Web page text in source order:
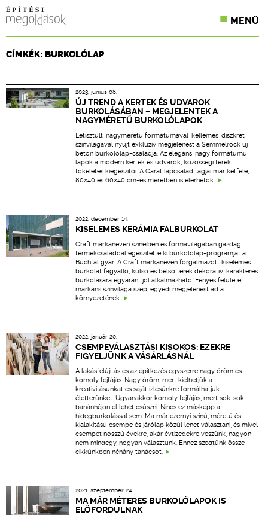
MENÜ
KONFERENCIÁK
CPR TERMÉKKIÍRÁS
ÉPÍTÉSI JOG
ONLINE KÉPZÉSEK
TERVEZÉSI SEGÉDLETEK
CÍMKÉK: BURKOLÓLAP
2023. június 08.
ÚJ TREND A KERTEK ÉS UDVAROK
BURKOLÁSÁBAN – MEGJELENTEK A
NAGYMÉRETŰ BURKOLÓLAPOK
Letisztult, nagyméretű formátumával, kellemes, diszkrét
színvilágával nyújt exkluzív megjelenést a Semmelrock új
beton burkolólap-családja. Az elegáns, nagy formátumú
lapok a modern kertek és udvarok, közösségi terek
tökéletes kiegészítői. A Carat lapcsalád tagjai már kétféle,
80×40 és 60×40 cm-es méretben is elérhetők.
2022. december 14.
KISELEMES KERÁMIA FALBURKOLAT
Craft márkanéven színeiben és formavilágában gazdag
termékcsaláddal egészítette ki burkolólap-programját a
Buchtal gyár. A Craft márkanéven forgalmazott kiselemes
burkolat fagyálló, külső és belső terek dekoratív, karakteres
burkolására egyaránt jól alkalmazható. Fényes felülete,
markáns színvilága szép, egyedi megjelenést ad a
környezetének.
2022. január 20.
CSEMPEVÁLASZTÁSI KISOKOS: EZEKRE
FIGYELJÜNK A VÁSÁRLÁSNÁL
A lakásfelújítás és az építkezés egyszerre nagy öröm és
komoly fejfájás. Nagy öröm, mert kiélhetjük a
kreativitásunkat és saját ízlésünkre formálhatjuk
életterünket. Ugyanakkor komoly fejfájás, mert sok-sok
banánhéjon el lehet csúszni. Nincs ez másképp a
hidegburkolással sem. Ma már ezernyi színű, méretű és
kialakítású csempe és járólap közül lehet választani, és mivel
csempét hosszú évekre, akár évtizedekre veszünk, nagyon
nem mindegy, hogyan választunk. Ehhez szedtünk össze
cikkünkben néhány tanácsot.
2021. szeptember 24.
MA MÁR MÉTERES BURKOLÓLAPOK IS
ELŐFORDULNAK